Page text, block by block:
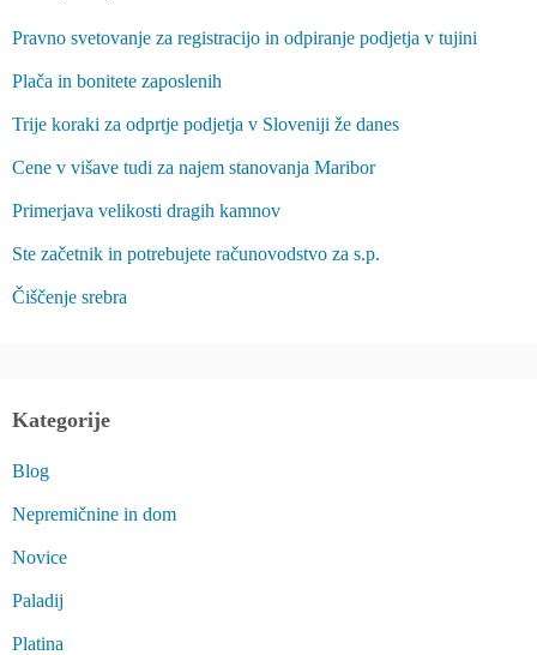
Pravno svetovanje za registracijo in odpiranje podjetja v tujini
Plača in bonitete zaposlenih
Trije koraki za odprtje podjetja v Sloveniji že danes
Cene v višave tudi za najem stanovanja Maribor
Primerjava velikosti dragih kamnov
Ste začetnik in potrebujete računovodstvo za s.p.
Čiščenje srebra
Kategorije
Blog
Nepremičnine in dom
Novice
Paladij
Platina